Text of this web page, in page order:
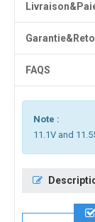
FAQS
Note :
11.1V and